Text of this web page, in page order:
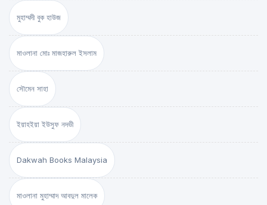
মুহাম্মদী বুক হাউজ
মাওলানা মোঃ মাজহারুল ইসলাম
সৌমেন সাহা
ইয়াহইয়া ইউসুফ নদভী
Dakwah Books Malaysia
মাওলানা মুহাম্মাদ আবদুল মালেক